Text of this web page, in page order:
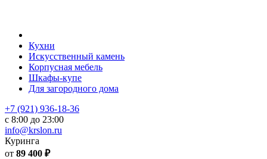
Кухни
Искусственный камень
Корпусная мебель
Шкафы-купе
Для загородного дома
+7 (921) 936-18-36
с 8:00 до 23:00
info@krslon.ru
Куринга
от 89 400 ₽